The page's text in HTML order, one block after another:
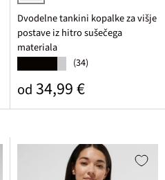
črna
Dvodelne tankini kopalke za višje
postave iz hitro sušečega
materiala
(34)
Običajna cena
od 34,99 €